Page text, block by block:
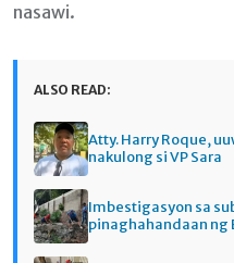
nasawi.
ALSO READ:
Atty. Harry Roque,
nakulong si VP Sara
Imbestigasyon sa
pinaghahandaan ng